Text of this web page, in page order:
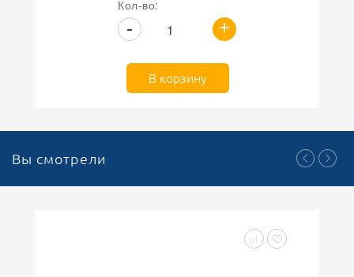
Кол-во:
+
-
В корзину
Вы смотрели